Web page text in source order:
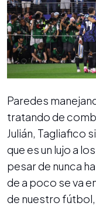
Paredes
tratando de
Julián, Tagliafico
que es un lujo a
pesar de nunca
de a poco se va
de nuestro fútbol,